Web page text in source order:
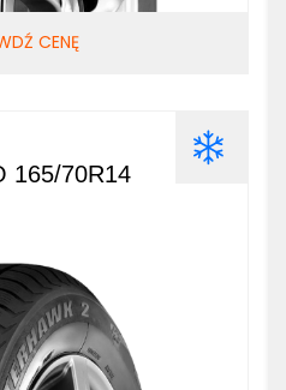
CENĘ
165/70R14